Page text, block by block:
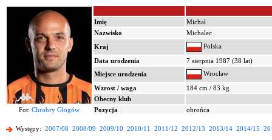
Imię
Michał
Nazwisko
Michalec
Kraj
Polska
Data urodzenia
7 sierpnia 1987 (38 lat)
Miejsce urodzenia
Wrocław
Wzrost / waga
184 cm / 83 kg
Obecny klub
Fot: Chrobry Głogów Pozycja obrońca
Występy: 2007/08 2008/09 2009/10 2010/11 2011/12 2012/13 2013/14 2014/15